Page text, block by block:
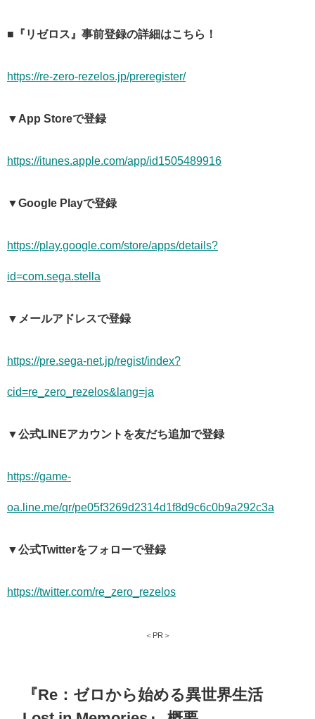
■『リゼロス』事前登録の詳細はこちら！
https://re-zero-rezelos.jp/preregister/
▼App Storeで登録
https://itunes.apple.com/app/id1505489916
▼Google Playで登録
https://play.google.com/store/apps/details?
id=com.sega.stella
▼メールアドレスで登録
https://pre.sega-net.jp/regist/index?
cid=re_zero_rezelos&lang=ja
▼公式LINEアカウントを友だち追加で登録
https://game-
oa.line.me/qr/pe05f3269d2314d1f8d9c6c0b9a292c3a
▼公式Twitterをフォローで登録
https://twitter.com/re_zero_rezelos
＜PR＞
『Re：ゼロから始める異世界生活